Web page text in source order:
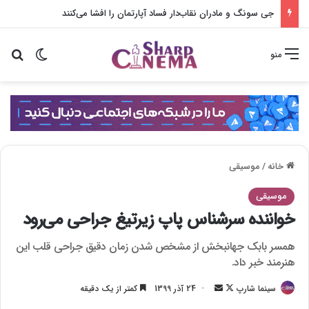
جی سونگ و مادران نقاب‌دار فساد آپارتمان را افشا می‌کنند
تغییر منو
خانه/موسیقی
موسیقی
خواننده سرشناس پاپ زیرتیغ جراحی می‌رود
همسر بابک جهانبخش از مشخص شدن زمان دقیق جراحی قلب این
هنرمند خبر داد.
سینما شارپ
F
24 آذر 1399 کمتر از یک دقیقه